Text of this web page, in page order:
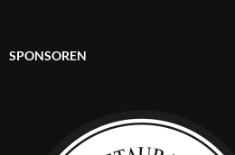
SPONSOREN